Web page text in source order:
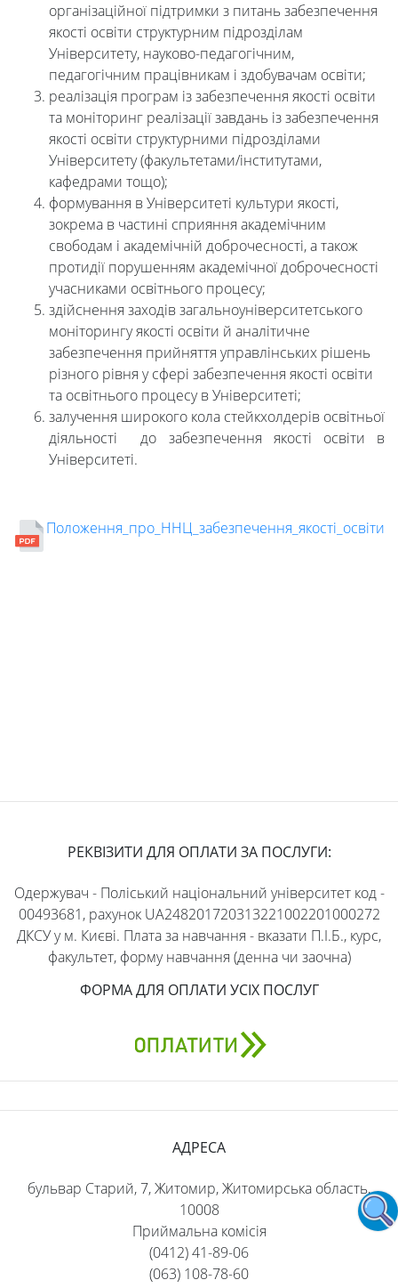
Ресурси
сервіси
Науковий
ліцей
організаційної підтримки з питань забезпечення
якості освіти структурним підрозділам
Університету, науково-педагогічним,
педагогічним працівникам і здобувачам освіти;
реалізація програм із забезпечення якості освіти
та моніторинг реалізації завдань із забезпечення
якості освіти структурними підрозділами
Університету (факультетами/інститутами,
кафедрами тощо);
формування в Університеті культури якості,
зокрема в частині сприяння академічним
свободам і академічній доброчесності, а також
протидії порушенням академічної доброчесності
учасниками освітнього процесу;
здійснення заходів загальноуніверситетського
моніторингу якості освіти й аналітичне
забезпечення прийняття управлінських рішень
різного рівня у сфері забезпечення якості освіти
та освітнього процесу в Університеті;
залучення широкого кола стейкхолдерів освітньої
діяльності до забезпечення якості освіти в
Університеті.
Положення_про_ННЦ_забезпечення_якості_освіти
РЕКВІЗИТИ ДЛЯ ОПЛАТИ ЗА ПОСЛУГИ:
Одержувач - Поліський національний університет код -
00493681, рахунок UA248201720313221002201000272
ДКСУ у м. Києві. Плата за навчання - вказати П.І.Б., курс,
факультет, форму навчання (денна чи заочна)
ФОРМА ДЛЯ ОПЛАТИ УСІХ ПОСЛУГ
АДРЕСА
бульвар Старий, 7, Житомир, Житомирська область,
10008
Приймальна комісія
(0412) 41-89-06
(063) 108-78-60